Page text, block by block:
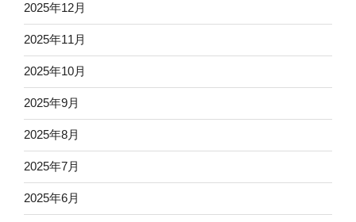
2025年12月
2025年11月
2025年10月
2025年9月
2025年8月
2025年7月
2025年6月